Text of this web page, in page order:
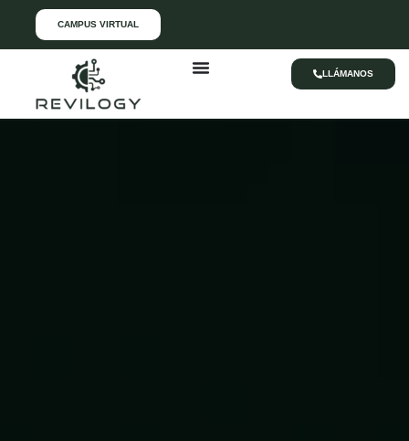
CAMPUS VIRTUAL
LLÁMANOS